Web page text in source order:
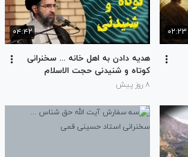
۰۲:۲۳ ۰۴:۴۲
هدیه دادن به اهل خانه ... سخنرانی
کوتاه و شنیدنی حجت الاسلام
حسینی قمی
۸ روز پیش